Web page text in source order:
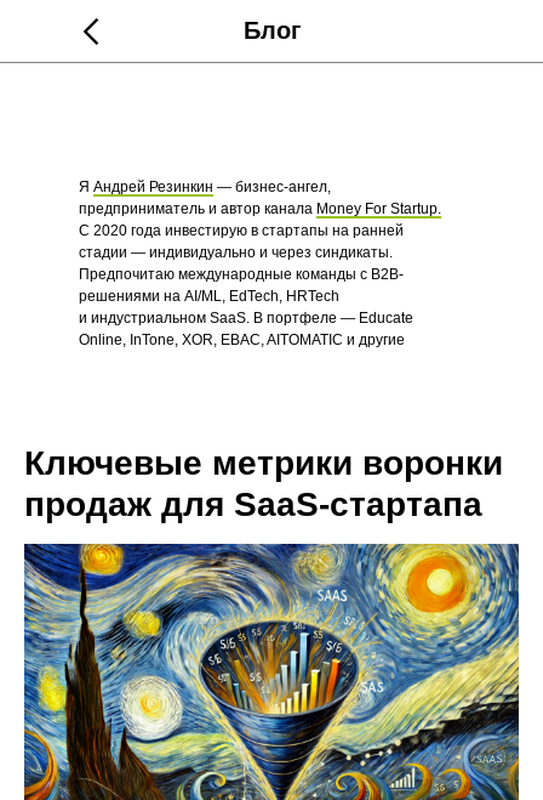
Блог
Я Андрей Резинкин — бизнес-ангел,
предприниматель и автор канала Money For Startup.
С 2020 года инвестирую в стартапы на ранней
стадии — индивидуально и через синдикаты.
Предпочитаю международные команды с B2B-
решениями на AI/ML, EdTech, HRTech
и индустриальном SaaS. В портфеле — Educate
Online, InTone, XOR, EBAC, AITOMATIC и другие
Ключевые метрики воронки
продаж для SaaS-стартапа